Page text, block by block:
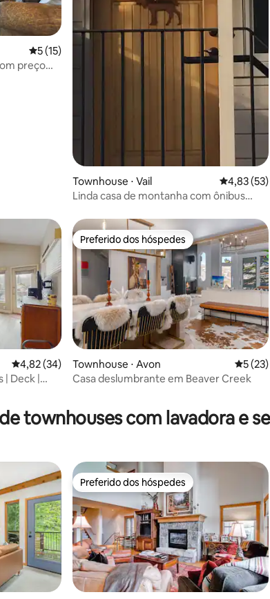
5 de uma avaliação média de 5, 15 avaliações
5 (15)
preço
Townhouse ⋅ Vail 4,83 de
4,83 (53)
Linda casa de montanha com ônibus
4,82 de uma avaliação média de 5, 34 avaliações
4,82 (34)
| Deck |
Preferido dos hóspedes
Preferido dos hóspedes
Townhouse ⋅ Avon 5 de
5 (23)
Casa deslumbrante em Beaver Creek
townhouses com lavadora e
hóspedes Preferido dos hóspedes
Preferido dos hóspedes